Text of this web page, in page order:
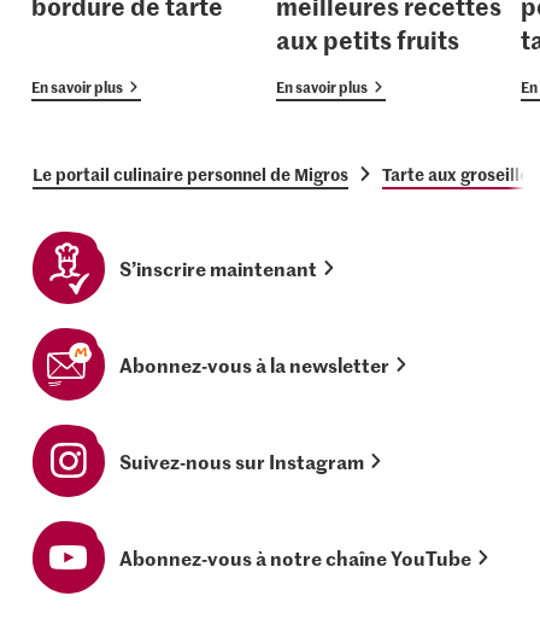
En savoir plus
aux petits fruits
En savoir plus
Le portail culinaire personnel de Migros Tarte aux
S’inscrire maintenant
Abonnez-vous à la newsletter
Suivez-nous sur Instagram
Abonnez-vous à notre chaîne YouTube